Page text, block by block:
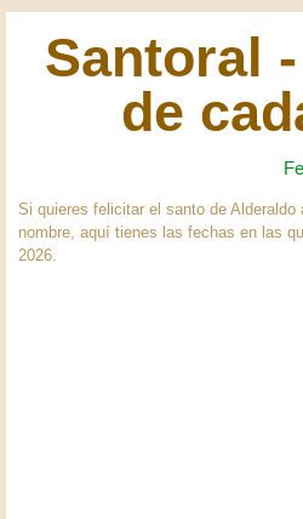
Santoral
de
Si quieres felicitar el santo de Alderaldo
nombre, aquí tienes las fechas en las
2026.